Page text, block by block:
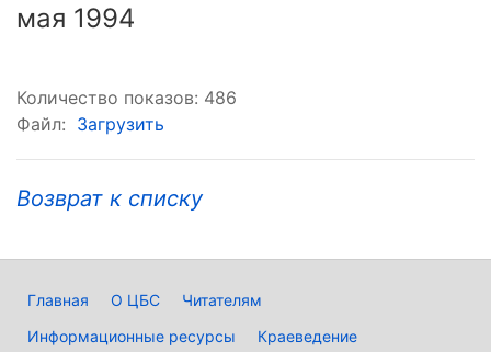
мая 1994
Количество показов: 486
Файл: Загрузить
Возврат к списку
Главная О ЦБС
Читателям
Информационные ресурсы
Краеведение